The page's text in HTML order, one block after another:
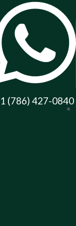
(786) 427-0840